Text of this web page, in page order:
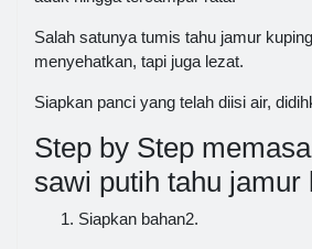
Salah satunya tumis tahu jamur
menyehatkan, tapi juga lezat.
Siapkan panci yang telah diisi air,
Step by Step
sawi putih tahu jamur
Siapkan bahan2.